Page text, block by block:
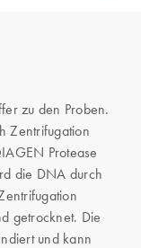
zu den Proben.
Zentrifugation
Protease
die DNA durch
getrocknet. Die
und kann